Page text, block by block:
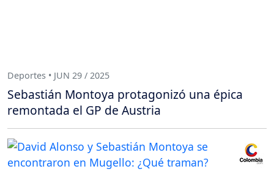
Deportes • JUN 29 / 2025
Sebastián Montoya protagonizó una épica
remontada el GP de Austria